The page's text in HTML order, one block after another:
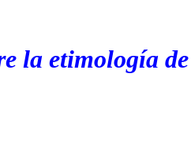
la etimología